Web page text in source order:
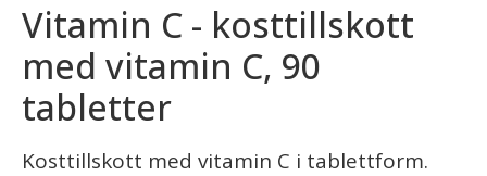
Vitamin C - kosttillskott
med vitamin C, 90
tabletter
Kosttillskott med vitamin C i tablettform.